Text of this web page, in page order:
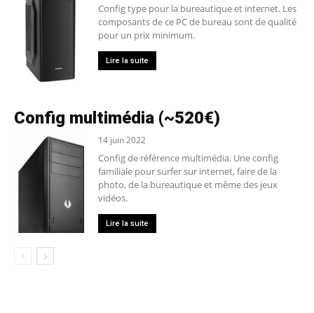
Config type pour la bureautique et internet. Les
composants de ce PC de bureau sont de qualité
pour un prix minimum.
Lire la suite
Config multimédia (~520€)
14 juin 2022
Config de référence multimédia. Une config
familiale pour surfer sur internet, faire de la
photo, de la bureautique et même des jeux
vidéos.
Lire la suite